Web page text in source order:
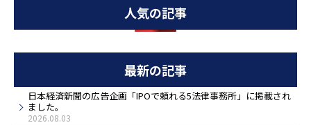
人気の記事
最新の記事
日本経済新聞の広告企画「IPOで頼れる5法律事務所」に掲載され
ました。
2026.08.03